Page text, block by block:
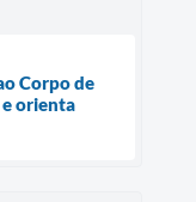
Corpo de
orienta